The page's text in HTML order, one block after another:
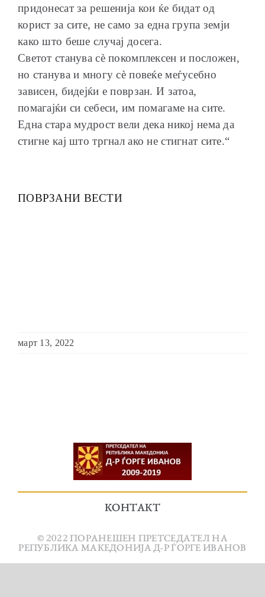
придонесат за решенија кои ќе бидат од
корист за сите, не само за една група земји
како што беше случај досега.
Светот станува сѐ покомплексен и посложен,
но станува и многу сѐ повеќе меѓусебно
зависен, бидејќи е поврзан. И затоа,
помагајќи си себеси, им помагаме на сите.
Една стара мудрост вели дека никој нема да
стигне кај што тргнал ако не стигнат сите.“
ПОВРЗАНИ ВЕСТИ
март 13, 2022
КОНТАКТ
© 2022 ПОРАНЕШЕН ПРЕТСЕДАТЕЛ НА
РЕПУБЛИКА МАКЕДОНИЈА Д-Р ЃОРГЕ ИВАНОВ